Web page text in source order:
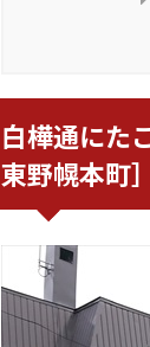
白樺通にた
東野幌本町］